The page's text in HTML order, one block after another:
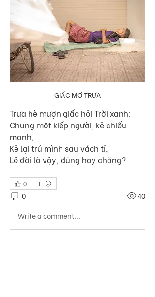
GIẤC MƠ TRƯA
Trưa hè mượn giấc hỏi Trời xanh:
Chung một kiếp người, kẻ chiếu
manh,
Kẻ lại trú mình sau vách tỉ,
Lẽ đời là vậy, đúng hay chăng?
0
0
40
Write a comment...